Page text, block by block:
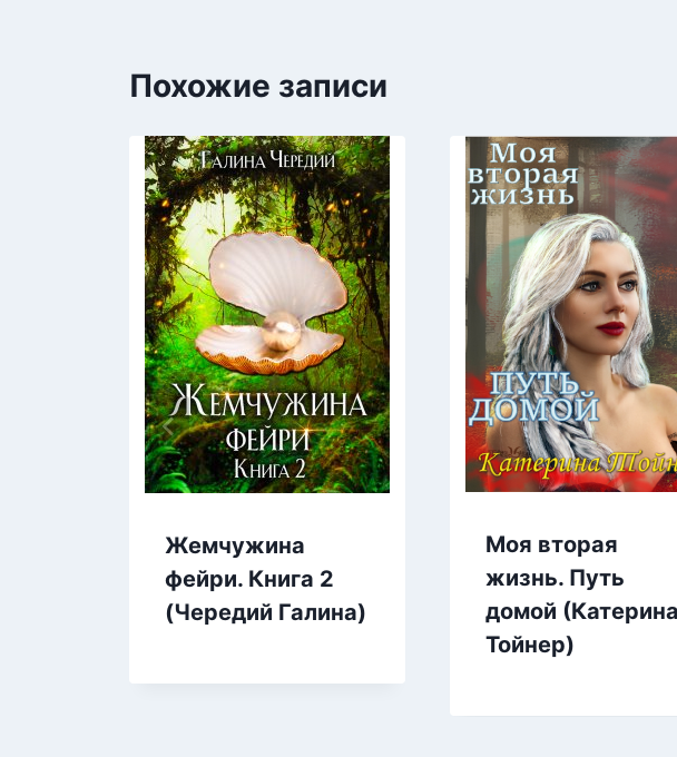
Похожие записи
Жемчужина
фейри. Книга 2
(Чередий Галина)
Моя вторая
жизнь. Путь
домой (Катерина
Тойнер)